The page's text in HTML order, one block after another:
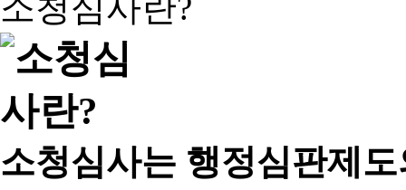
소청심사는 행정심판제